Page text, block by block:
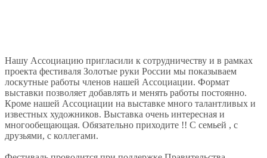
Нашу Ассоциацию пригласили к сотрудничеству и в рамках
проекта фестиваля Золотые руки России мы показываем
лоскутные работы членов нашей Ассоциации. Формат
выставки позволяет добавлять и менять работы постоянно.
Кроме нашей Ассоциации на выставке много талантливых и
известных художников. Выставка очень интересная и
многообещающая. Обязательно приходите !! С семьей , с
друзьями, с коллегами.